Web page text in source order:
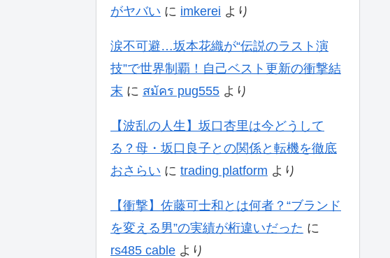
がヤバい に imkerei より
涙不可避…坂本花織が“伝説のラスト演
技”で世界制覇！自己ベスト更新の衝撃結
末 に สมัคร pug555 より
【波乱の人生】坂口杏里は今どうして
る？母・坂口良子との関係と転機を徹底
おさらい に trading platform より
【衝撃】佐藤可士和とは何者？“ブランド
を変える男”の実績が桁違いだった に
rs485 cable より